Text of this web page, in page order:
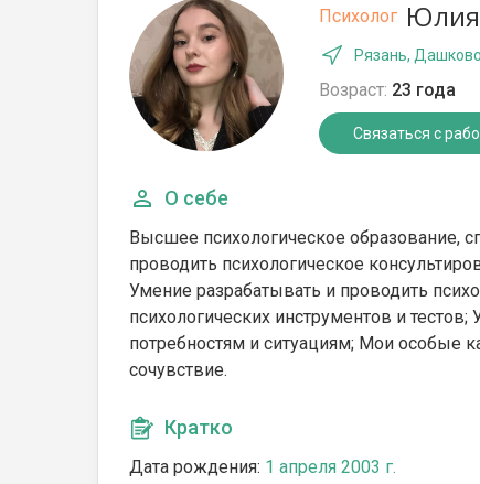
Психолог Юлия
Рязань,
Возраст: 23 года
Связаться с
О себе
Высшее психологическое образование,
проводить психологическое
Умение разрабатывать и проводить
психологических инструментов и
потребностям и ситуациям; Мои особые
сочувствие.
Кратко
Дата рождения: 1 апреля 2003 г.